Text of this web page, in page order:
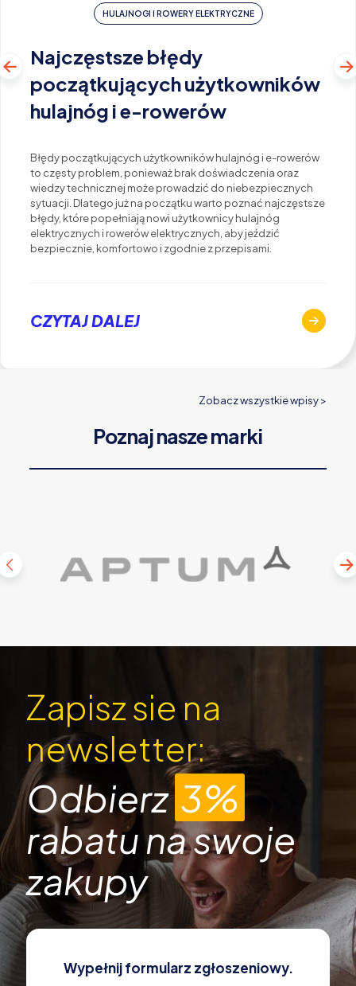
HULAJNOGI I ROWERY ELEKTRYCZNE
Najczęstsze błędy
początkujących użytkowników
hulajnóg i e-rowerów
Błędy początkujących użytkowników hulajnóg i e-rowerów
to częsty problem, ponieważ brak doświadczenia oraz
wiedzy technicznej może prowadzić do niebezpiecznych
sytuacji. Dlatego już na początku warto poznać najczęstsze
błędy, które popełniają nowi użytkownicy hulajnóg
elektrycznych i rowerów elektrycznych, aby jeździć
bezpiecznie, komfortowo i zgodnie z przepisami.
CZYTAJ DALEJ
Zobacz wszystkie wpisy >
Poznaj nasze marki
Zapisz sie na
newsletter:
Odbierz3%
rabatu na swoje
zakupy
Wypełnij formularz zgłoszeniowy.